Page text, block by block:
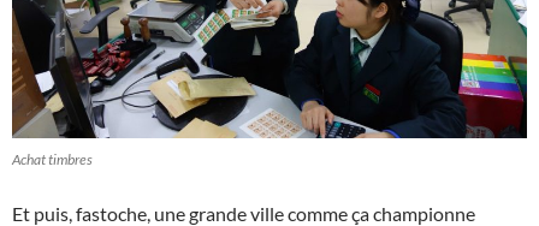
Achat timbres
Et puis, fastoche, une grande ville comme ça championne